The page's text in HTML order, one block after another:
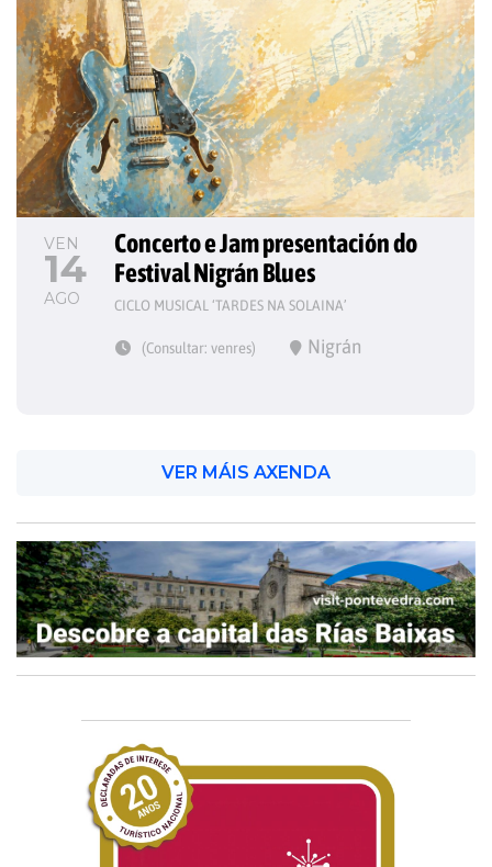
VEN
14
AGO
Concerto e Jam presentación do
Festival Nigrán Blues
CICLO MUSICAL ‘TARDES NA SOLAINA’
(Consultar: venres) Nigrán
VER MÁIS AXENDA